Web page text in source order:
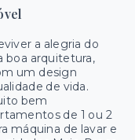
a alegria do
boa arquitetura,
um design
de vida.
bem
de 1 ou 2
máquina de lavar e